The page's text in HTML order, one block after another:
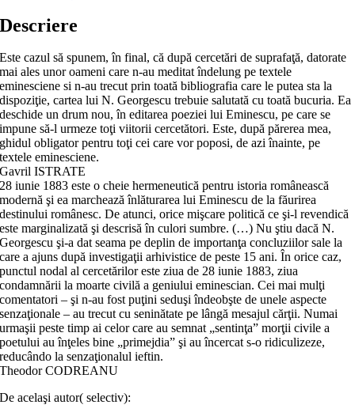
Descriere
Este cazul să spunem, în final, că după cercetări de suprafaţă, datorate
mai ales unor oameni care n-au meditat îndelung pe textele
eminesciene si n-au trecut prin toată bibliografia care le putea sta la
dispoziţie, cartea lui N. Georgescu trebuie salutată cu toată bucuria. Ea
deschide un drum nou, în editarea poeziei lui Eminescu, pe care se
impune să-l urmeze toţi viitorii cercetători. Este, după părerea mea,
ghidul obligator pentru toţi cei care vor poposi, de azi înainte, pe
textele eminesciene.
Gavril ISTRATE
28 iunie 1883 este o cheie hermeneutică pentru istoria românească
modernă şi ea marchează înlăturarea lui Eminescu de la făurirea
destinului românesc. De atunci, orice mişcare politică ce şi-l revendică
este marginalizată şi descrisă în culori sumbre. (…) Nu ştiu dacă N.
Georgescu şi-a dat seama pe deplin de importanţa concluziilor sale la
care a ajuns după investigaţii arhivistice de peste 15 ani. În orice caz,
punctul nodal al cercetărilor este ziua de 28 iunie 1883, ziua
condamnării la moarte civilă a geniului eminescian. Cei mai mulţi
comentatori – şi n-au fost puţini seduşi îndeobşte de unele aspecte
senzaţionale – au trecut cu seninătate pe lângă mesajul cărţii. Numai
urmaşii peste timp ai celor care au semnat „sentinţa” morţii civile a
poetului au înţeles bine „primejdia” şi au încercat s-o ridiculizeze,
reducândo la senzaţionalul ieftin.
Theodor CODREANU
De acelaşi autor( selectiv):